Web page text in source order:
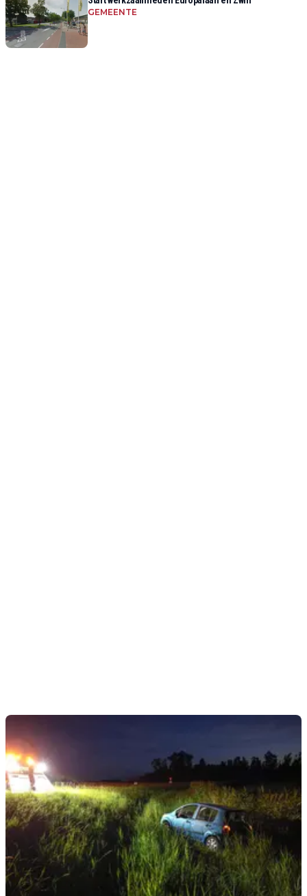
GEMEENTE